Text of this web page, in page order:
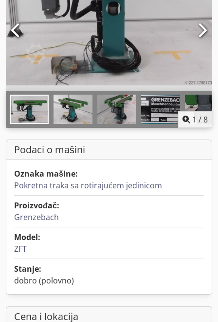
1 /8
Podaci o mašini
Oznaka mašine:
Pokretna traka sa rotirajućem jedinicom
Proizvođač:
Grenzebach
Model:
ZFT
Stanje:
dobro (polovno)
Cena i lokacija